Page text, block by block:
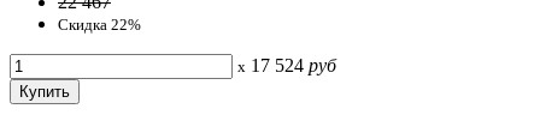
Скидка 22%
x 17 524 руб